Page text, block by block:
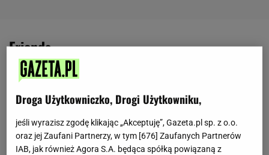
friends
Droga Użytkowniczko, Drogi Użytkowniku,
jeśli wyrazisz zgodę klikając „Akceptuję”, Gazeta.pl sp. z o.o.
oraz jej Zaufani Partnerzy, w tym [676] Zaufanych Partnerów
IAB, jak również Agora S.A. będąca spółką powiązaną z